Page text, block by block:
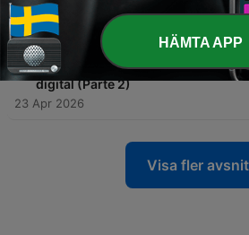
pop latino (Parte 3)
23 Apr 2026
4 - Enrique Iglesias: el rey del pop
digital (Parte 2)
23 Apr 2026
Visa fler
HÄMTA APP